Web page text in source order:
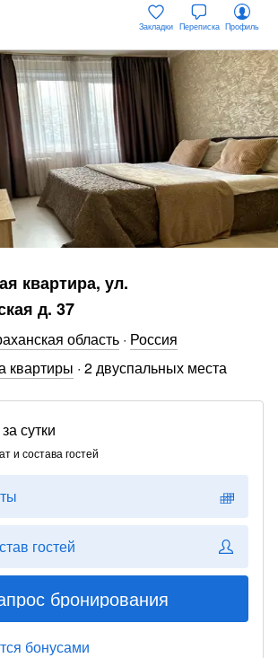
Закладки Переписка Профиль
квартира, ул.
д. 37
область · Россия
квартиры · 2 двуспальных места
за сутки
и состава гостей
гостей
бронирования
бонусами